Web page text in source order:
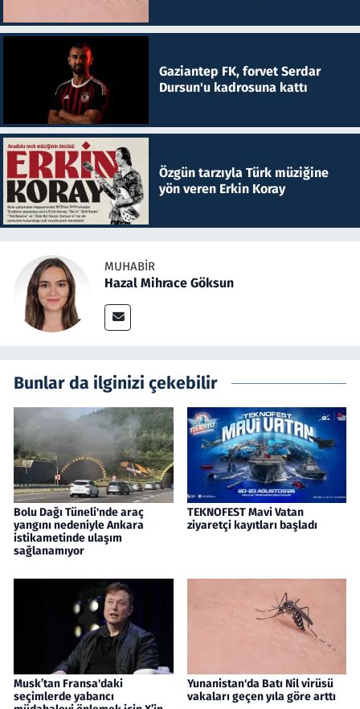
Gaziantep FK, forvet Serdar
Dursun'u kadrosuna kattı
Özgün tarzıyla Türk müziğine
yön veren Erkin Koray
MUHABIR
Hazal Mihrace Göksun
Bunlar da ilginizi çekebilir
Bolu Dağı Tüneli'nde araç
yangını nedeniyle Ankara
istikametinde ulaşım
sağlanamıyor
TEKNOFEST Mavi Vatan
ziyaretçi kayıtları başladı
Musk’tan Fransa'daki
seçimlerde yabancı
Yunanistan'da Batı Nil virüsü
vakaları geçen yıla göre arttı